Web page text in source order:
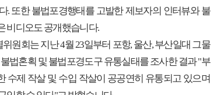
. 또한 불법포경행태를 고발한 제보자의 인터뷰와 불
비디오도 공개했습니다.
원회는 지난 4월 23일부터 포항, 울산, 부산일대 그물
법혼획 및 불법포경도구 유통실태를 조사한 결과 "부
수제 작살 및 수입 작살이 공공연히 유통되고 있으며